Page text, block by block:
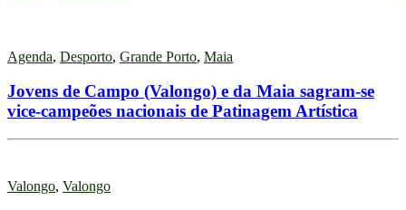
Agenda, Desporto, Grande Porto, Maia
Jovens de Campo (Valongo) e da Maia sagram-se
vice-campeões nacionais de Patinagem Artística
Valongo, Valongo